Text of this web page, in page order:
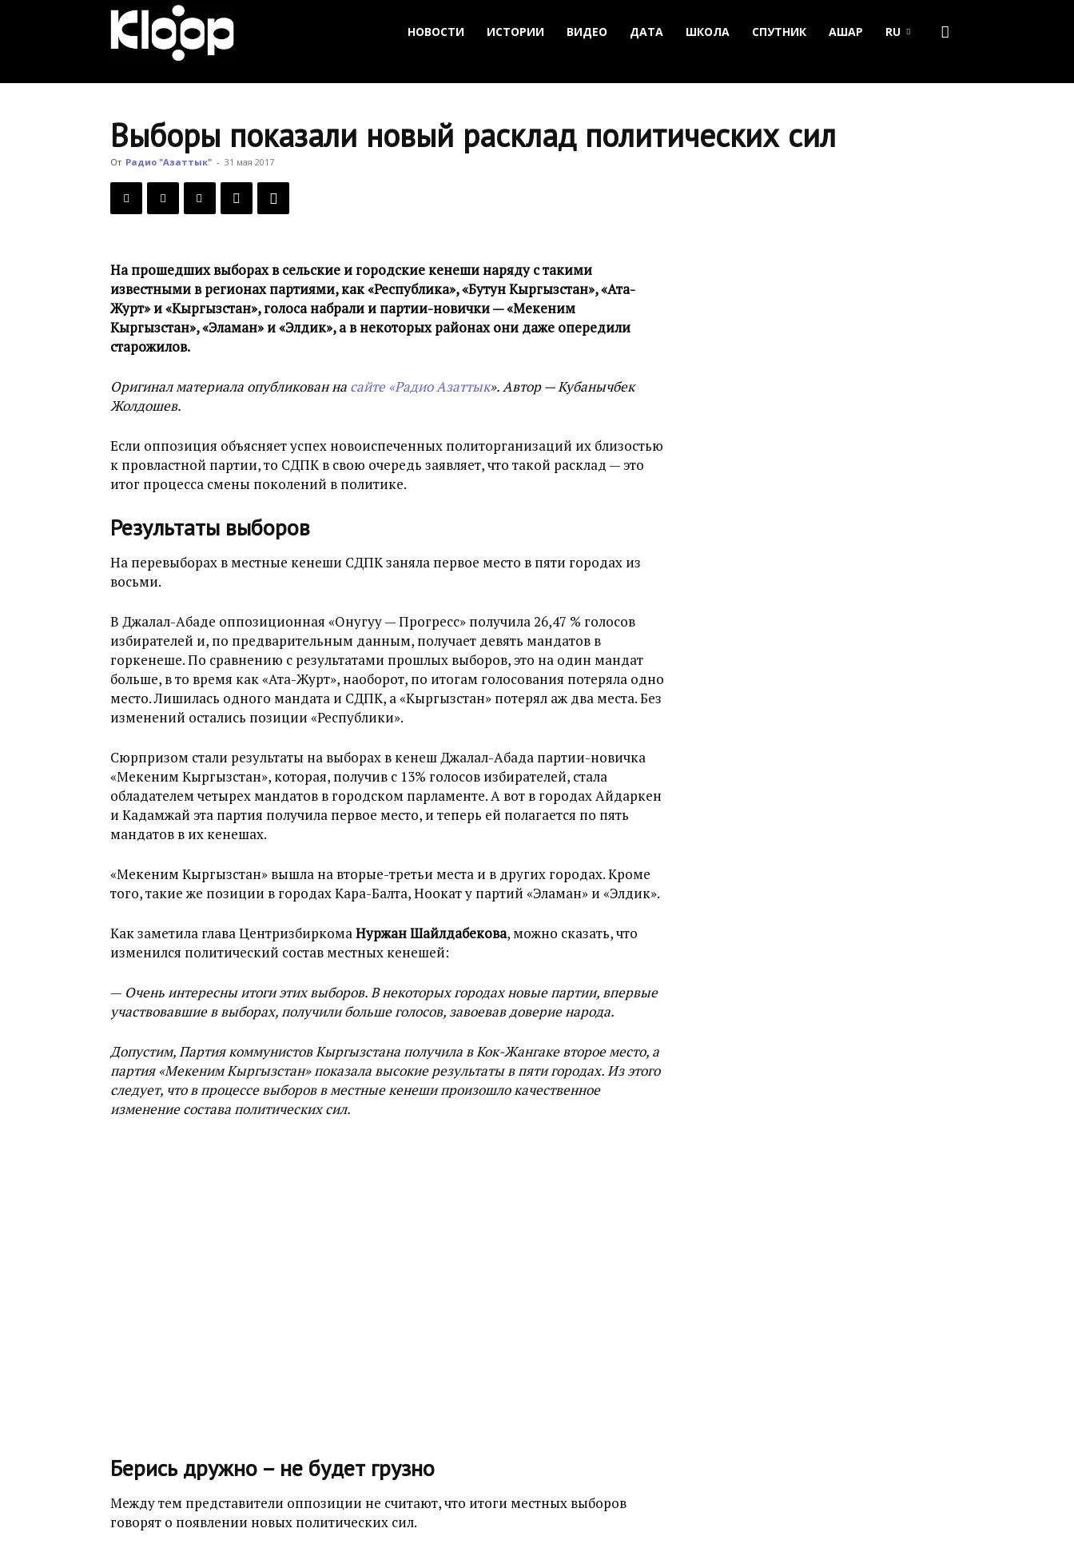
Новости
НОВОСТИ ИСТОРИИ ВИДЕО ДАТА ШКОЛА СПУТНИК АШАР RU
Выборы показали новый расклад политических сил
От Радио "Азаттык" - 31 мая 2017
На прошедших выборах в сельские и городские кенеши наряду с такими
известными в регионах партиями, как «Республика», «Бутун Кыргызстан», «Ата-
Журт» и «Кыргызстан», голоса набрали и партии-новички — «Мекеним
Кыргызстан», «Эламан» и «Элдик», а в некоторых районах они даже опередили
старожилов.
Оригинал материала опубликован на сайте «Радио Азаттык». Автор — Кубанычбек
Жолдошев.
Если оппозиция объясняет успех новоиспеченных политорганизаций их близостью
к провластной партии, то СДПК в свою очередь заявляет, что такой расклад — это
итог процесса смены поколений в политике.
Результаты выборов
На перевыборах в местные кенеши СДПК заняла первое место в пяти городах из
восьми.
В Джалал-Абаде оппозиционная «Онугуу — Прогресс» получила 26,47 % голосов
избирателей и, по предварительным данным, получает девять мандатов в
горкенеше. По сравнению с результатами прошлых выборов, это на один мандат
больше, в то время как «Ата-Журт», наоборот, по итогам голосования потеряла одно
место. Лишилась одного мандата и СДПК, а «Кыргызстан» потерял аж два места. Без
изменений остались позиции «Республики».
Сюрпризом стали результаты на выборах в кенеш Джалал-Абада партии-новичка
«Мекеним Кыргызстан», которая, получив с 13% голосов избирателей, стала
обладателем четырех мандатов в городском парламенте. А вот в городах Айдаркен
и Кадамжай эта партия получила первое место, и теперь ей полагается по пять
мандатов в их кенешах.
«Мекеним Кыргызстан» вышла на вторые-третьи места и в других городах. Кроме
того, такие же позиции в городах Кара-Балта, Ноокат у партий «Эламан» и «Элдик».
Как заметила глава ЦентризбиркомаНуржан Шайлдабекова, можно сказать, что
изменился политический состав местных кенешей:
— Очень интересны итоги этих выборов. В некоторых городах новые партии, впервые
участвовавшие в выборах, получили больше голосов, завоевав доверие народа.
Допустим, Партия коммунистов Кыргызстана получила в Кок-Жангаке второе место, а
партия «Мекеним Кыргызстан» показала высокие результаты в пяти городах. Из этого
следует, что в процессе выборов в местные кенеши произошло качественное
изменение состава политических сил.
Берись дружно – не будет грузно
Между тем представители оппозиции не считают, что итоги местных выборов
говорят о появлении новых политических сил.